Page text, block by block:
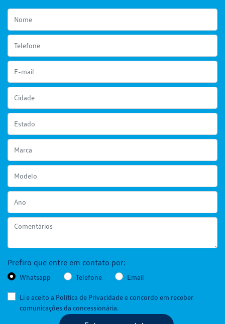
Prefiro que entre em contato por:
Whatsapp Telefone Email
Li e aceito a Política de Privacidadee concordo em receber
comunicações da concessionária.